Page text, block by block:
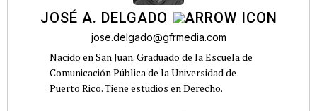
JOSÉ A. DELGADO
jose.delgado@gfrmedia.com
Nacido en San Juan. Graduado de la Escuela de
Comunicación Pública de la Universidad de
Puerto Rico. Tiene estudios en Derecho.